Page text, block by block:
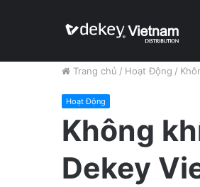
Trang chủ / Hoạt Động /
Hoạt Động
Không
Dekey